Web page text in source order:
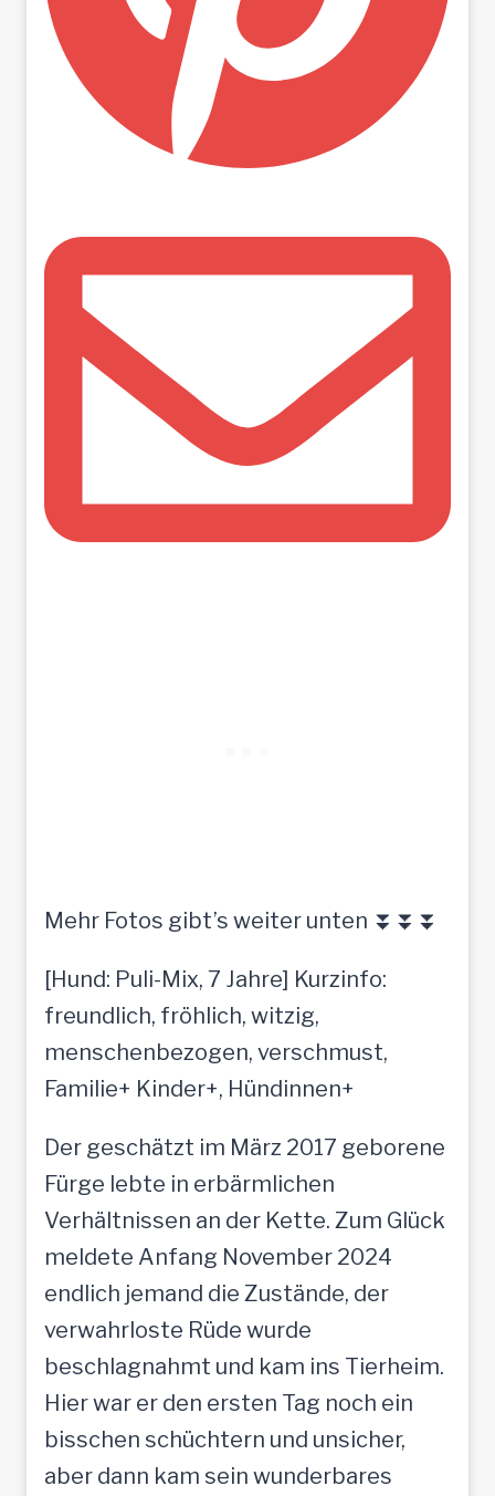
Mehr Fotos gibt’s weiter unten ⏬⏬⏬
[Hund: Puli-Mix, 7 Jahre] Kurzinfo:
freundlich, fröhlich, witzig,
menschenbezogen, verschmust,
Familie+ Kinder+, Hündinnen+
Der geschätzt im März 2017 geborene
Fürge lebte in erbärmlichen
Verhältnissen an der Kette. Zum Glück
meldete Anfang November 2024
endlich jemand die Zustände, der
verwahrloste Rüde wurde
beschlagnahmt und kam ins Tierheim.
Hier war er den ersten Tag noch ein
bisschen schüchtern und unsicher,
aber dann kam sein wunderbares